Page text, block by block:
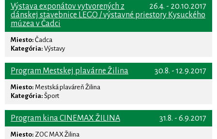
26.4. - 20.10.2017
Výstava exponátov vytvorených z
dánskej stavebnice LEGO / výstavné priestory Kysuckého
múzea v Čadci
Miesto: Čadca
Kategória: Výstavy
30.8. - 12.9.2017
Program Mestskej plavárne Žilina
Miesto: Mestská plaváreň Žilina
Kategória: Šport
31.8. - 6.9.2017
Program kina CINEMAX ŽILINA
Miesto: ZOC MAX Žilina